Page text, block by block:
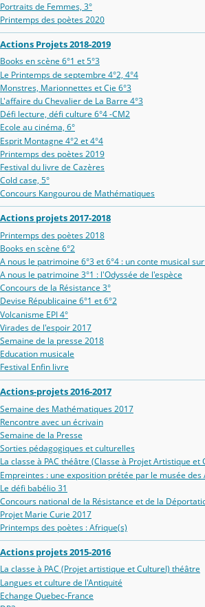
Portraits de Femmes, 3°
Printemps des poètes 2020
Actions Projets 2018-2019
Books en scène 6°1 et 5°3
Le Printemps de septembre 4°2, 4°4
Monstres, Marionnettes et Cie 6°3
L'affaire du Chevalier de La Barre 4°3
Défi lecture, défi culture 6°4 -CM2
Ecole au cinéma, 6°
Esprit Montagne 4°2 et 4°4
Printemps des poètes 2019
Festival du livre de Cazères
Cold case, 5°
Concours Kangourou de Mathématiques
Actions projets 2017-2018
Printemps des poètes 2018
Books en scène 6°2
A nous le patrimoine 6°3 et 6°4 : un conte musical
A nous le patrimoine 3°1 : l'Odyssée de l'espèce
Concours de la Résistance 3°
Devise Républicaine 6°1 et 6°2
Volcanisme EPI 4°
Virades de l'espoir 2017
Semaine de la presse 2018
Education musicale
Festival Enfin livre
Actions-projets 2016-2017
Semaine des Mathématiques 2017
Rencontre avec un écrivain
Semaine de la Presse
Sorties pédagogiques et culturelles
La classe à PAC théâtre (Classe à Projet Artistique et
Empreintes : une exposition prétée par le musée des
Le défi babélio 31
Concours national de la Résistance et de la
Projet Marie Curie 2017
Printemps des poètes : Afrique(s)
Actions projets 2015-2016
La classe à PAC (Projet artistique et Culturel) théâtre
Langues et culture de l'Antiquité
Echange Quebec-France